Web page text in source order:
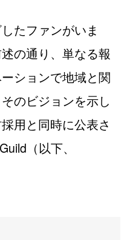
たファンがいま
の通り、単なる報
ションで地域と関
のビジョンを示し
用と同時に公表さ
（以下、